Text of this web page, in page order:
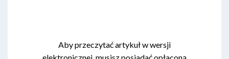
Aby przeczytać artykuł w wersji